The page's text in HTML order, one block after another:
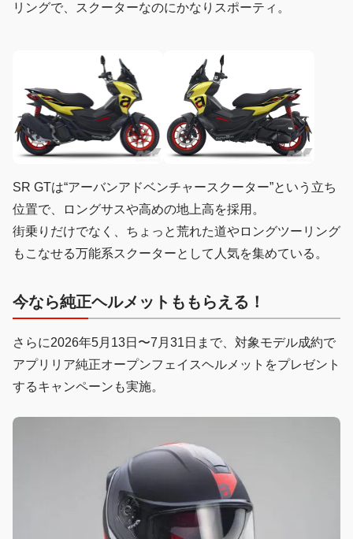
リングで、スクーターなのにかなりスポーティ。
SR GTは“アーバンアドベンチャースクーター”という立ち
位置で、ロングサスや高めの地上高を採用。
街乗りだけでなく、ちょっと荒れた道やロングツーリング
もこなせる万能系スクーターとして人気を集めている。
今なら純正ヘルメットももらえる！
さらに2026年5月13日〜7月31日まで、対象モデル成約で
アプリリア純正オープンフェイスヘルメットをプレゼント
するキャンペーンも実施。